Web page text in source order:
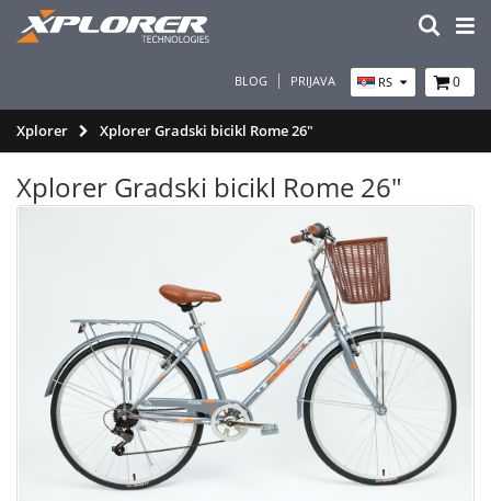
BLOG PRIJAVA RS 0
Xplorer Xplorer Gradski bicikl Rome 26"
Xplorer Gradski bicikl Rome 26"